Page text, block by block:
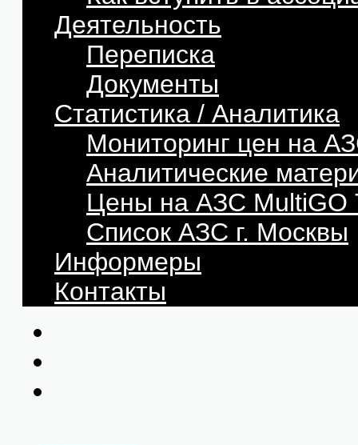
Деятельность
Переписка
Документы
Статистика / Аналитика
Мониторинг цен на
Аналитические
Цены на АЗС
Список АЗС г. Москвы
Информеры
Контакты